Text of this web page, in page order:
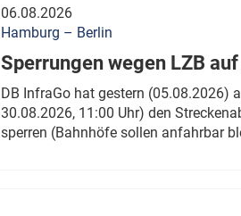
06.08.2026
Hamburg – Berlin
Sperrungen wegen LZB
DB InfraGo hat gestern (05.08.2026)
30.08.2026, 11:00 Uhr) den
sperren (Bahnhöfe sollen anfahrbar